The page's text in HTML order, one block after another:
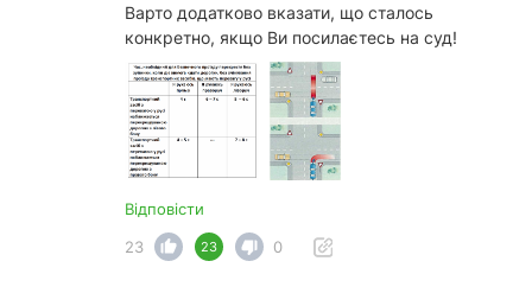
Варто додатково вказати, що сталось
конкретно, якщо Ви посилаєтесь на суд!
Відповісти
23
23 0